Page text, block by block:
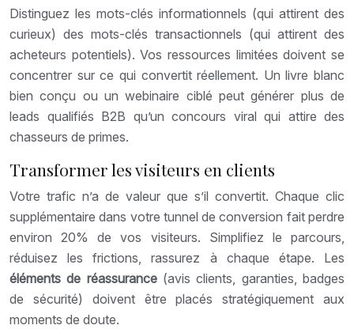
Distinguez les mots-clés informationnels (qui attirent des
curieux) des mots-clés transactionnels (qui attirent des
acheteurs potentiels). Vos ressources limitées doivent se
concentrer sur ce qui convertit réellement. Un livre blanc
bien conçu ou un webinaire ciblé peut générer plus de
leads qualifiés B2B qu’un concours viral qui attire des
chasseurs de primes.
Transformer les visiteurs en clients
Votre trafic n’a de valeur que s’il convertit. Chaque clic
supplémentaire dans votre tunnel de conversion fait perdre
environ 20% de vos visiteurs. Simplifiez le parcours,
réduisez les frictions, rassurez à chaque étape. Les
éléments de réassurance(avis clients, garanties, badges
de sécurité) doivent être placés stratégiquement aux
moments de doute.